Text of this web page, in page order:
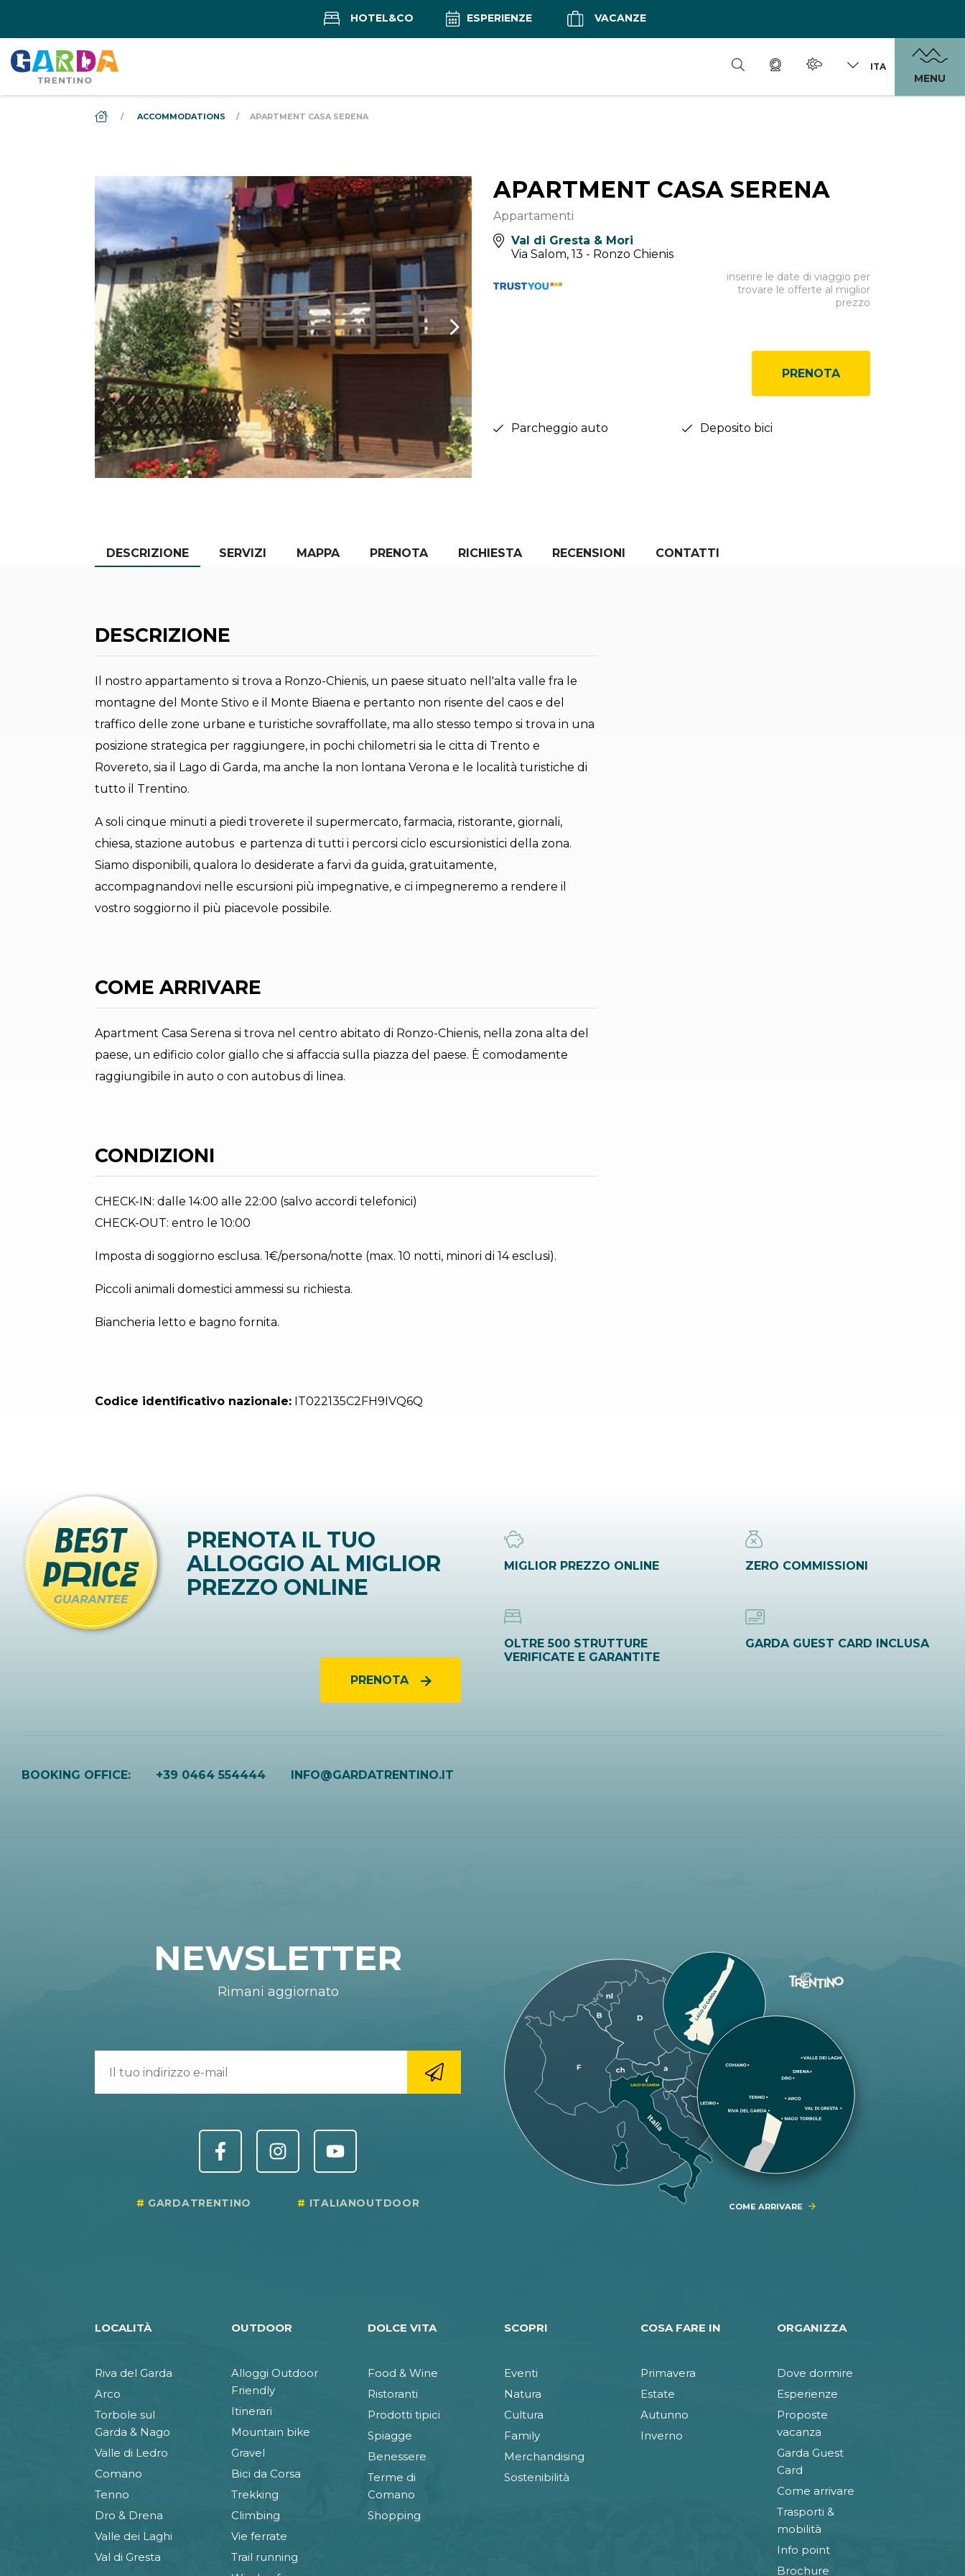
HOTEL&CO ESPERIENZE VACANZE
ITA
MENU
DS_BREADCRUMB.HOME
ACCOMMODATIONS APARTMENT CASA SERENA
APARTMENT CASA SERENA
Appartamenti
Val di Gresta & Mori
Via Salom, 13 - Ronzo Chienis
inserire le date di viaggio per
trovare le offerte al miglior
prezzo
PRENOTA
Parcheggio auto Deposito bici
DESCRIZIONE SERVIZI MAPPA PRENOTA RICHIESTA RECENSIONI CONTATTI
DESCRIZIONE
Il nostro appartamento si trova a Ronzo-Chienis, un paese situato nell'alta valle fra le
montagne del Monte Stivo e il Monte Biaena e pertanto non risente del caos e del
traffico delle zone urbane e turistiche sovraffollate, ma allo stesso tempo si trova in una
posizione strategica per raggiungere, in pochi chilometri sia le citta di Trento e
Rovereto, sia il Lago di Garda, ma anche la non lontana Verona e le località turistiche di
tutto il Trentino.
A soli cinque minuti a piedi troverete il supermercato, farmacia, ristorante, giornali,
chiesa, stazione autobus e partenza di tutti i percorsi ciclo escursionistici della zona.
Siamo disponibili, qualora lo desiderate a farvi da guida, gratuitamente,
accompagnandovi nelle escursioni più impegnative, e ci impegneremo a rendere il
vostro soggiorno il più piacevole possibile.
COME ARRIVARE
Apartment Casa Serena si trova nel centro abitato di Ronzo-Chienis, nella zona alta del
paese, un edificio color giallo che si affaccia sulla piazza del paese. È comodamente
raggiungibile in auto o con autobus di linea.
CONDIZIONI
CHECK-IN: dalle 14:00 alle 22:00 (salvo accordi telefonici)
CHECK-OUT: entro le 10:00
Imposta di soggiorno esclusa. 1€/persona/notte (max. 10 notti, minori di 14 esclusi).
Piccoli animali domestici ammessi su richiesta.
Biancheria letto e bagno fornita.
Codice identificativo nazionale: IT022135C2FH9IVQ6Q
PRENOTA IL TUO
ALLOGGIO AL MIGLIOR
PREZZO ONLINE
PRENOTA
MIGLIOR PREZZO ONLINE ZERO COMMISSIONI
OLTRE 500 STRUTTURE
VERIFICATE E GARANTITE
GARDA GUEST CARD INCLUSA
BOOKING OFFICE: +39 0464 554444 INFO@GARDATRENTINO.IT
COME ARRIVARE
NEWSLETTER
Rimani aggiornato
GARDATRENTINO ITALIANOUTDOOR
LOCALITÀ
Riva del Garda
Arco
Torbole sul
Garda & Nago
Valle di Ledro
Comano
Tenno
Dro & Drena
Valle dei Laghi
Val di Gresta
OUTDOOR
Alloggi Outdoor
Friendly
Itinerari
Mountain bike
Gravel
Bici da Corsa
Trekking
Climbing
Vie ferrate
Trail running
DOLCE VITA
Food & Wine
Ristoranti
Prodotti tipici
Spiagge
Benessere
Terme di
Comano
Shopping
SCOPRI
Eventi
Natura
Cultura
Family
Merchandising
Sostenibilità
COSA FARE IN
Primavera
Estate
Autunno
Inverno
ORGANIZZA
Dove dormire
Esperienze
Proposte
vacanza
Garda Guest
Card
Come arrivare
Trasporti &
mobilità
Info point
Brochure